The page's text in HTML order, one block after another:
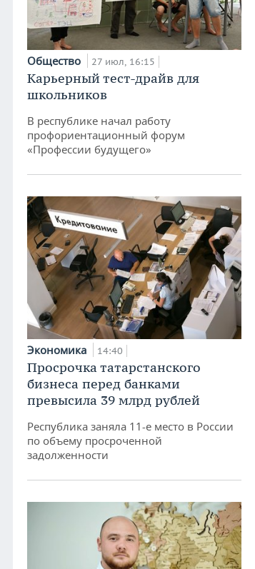
Общество 27 июл, 16:15
Карьерный тест-драйв для
школьников
В республике начал работу
профориентационный форум
«Профессии будущего»
Экономика 14:40
Просрочка татарстанского
бизнеса перед банками
превысила 39 млрд рублей
Республика заняла 11-е место в России
по объему просроченной
задолженности